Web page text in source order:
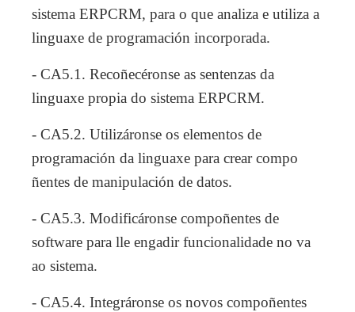
sistema ERPCRM, para o que analiza e utiliza a
linguaxe de programación incorporada.
- CA5.1. Recoñecéronse as sentenzas da
linguaxe propia do sistema ERPCRM.
- CA5.2. Utilizáronse os elementos de
programación da linguaxe para crear compo
ñentes de manipulación de datos.
- CA5.3. Modificáronse compoñentes de
software para lle engadir funcionalidade no va
ao sistema.
- CA5.4. Integráronse os novos compoñentes